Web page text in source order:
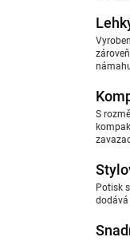
S
Potisk
dodává